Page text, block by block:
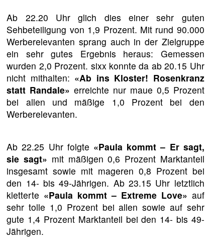
Ab 22.20 Uhr glich dies einer sehr guten
Sehbeteiligung von 1,9 Prozent. Mit rund 90.000
Werberelevanten sprang auch in der Zielgruppe
ein sehr gutes Ergebnis heraus: Gemessen
wurden 2,0 Prozent. sixx konnte da ab 20.15 Uhr
nicht mithalten: «Ab ins Kloster! Rosenkranz
statt Randale» erreichte nur maue 0,5 Prozent
bei allen und mäßige 1,0 Prozent bei den
Werberelevanten.
Ab 22.25 Uhr folgte «Paula kommt – Er sagt,
sie sagt» mit mäßigen 0,6 Prozent Marktanteil
insgesamt sowie mit mageren 0,8 Prozent bei
den 14- bis 49-Jährigen. Ab 23.15 Uhr letztlich
kletterte «Paula kommt – Extreme Love» auf
sehr tolle 1,0 Prozent bei allen sowie auf sehr
gute 1,4 Prozent Marktanteil bei den 14- bis 49-
Jährigen.